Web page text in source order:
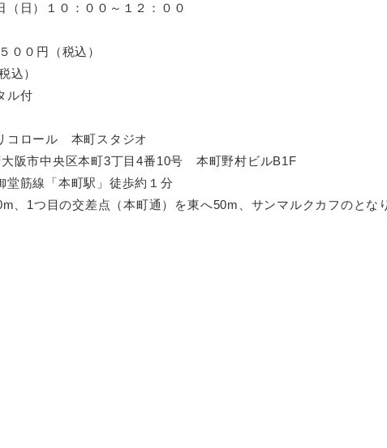
（日）１０：００～１２：００
００円（税込）
込）
ル付
コロール 本町スタジオ
阪市中央区本町3丁目4番10号 本町野村ビルB1F
堂筋線「本町駅」徒歩約１分
、1つ目の交差点（本町通）を東へ50m、サンマルクカフのとな